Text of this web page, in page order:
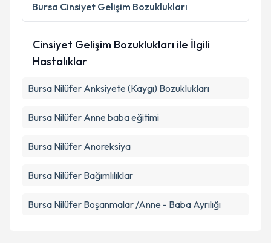
Bursa Cinsiyet Gelişim Bozuklukları
Cinsiyet Gelişim Bozuklukları ile İlgili
Hastalıklar
Bursa Nilüfer Anksiyete (Kaygı) Bozuklukları
Bursa Nilüfer Anne baba eğitimi
Bursa Nilüfer Anoreksiya
Bursa Nilüfer Bağımlılıklar
Bursa Nilüfer Boşanmalar /Anne - Baba Ayrılığı